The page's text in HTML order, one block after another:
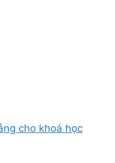
cho khoá học